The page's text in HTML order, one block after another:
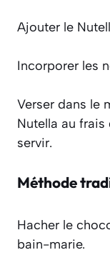
Ajouter le
Incorporer les
Verser dans le
Nutella au frais
servir.
Méthode
Hacher le
bain-marie.